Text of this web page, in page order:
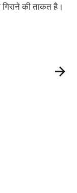
गिराने की ताकत है।